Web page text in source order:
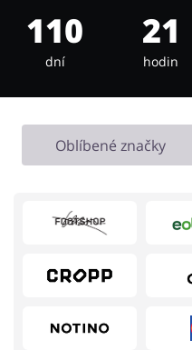
Pro děti
Knihy, filmy, hry a hudba
Finance a pojištění
Auto
110
dní
21
hodin
Oblíbené značky